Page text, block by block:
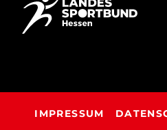
IMPRESSUM